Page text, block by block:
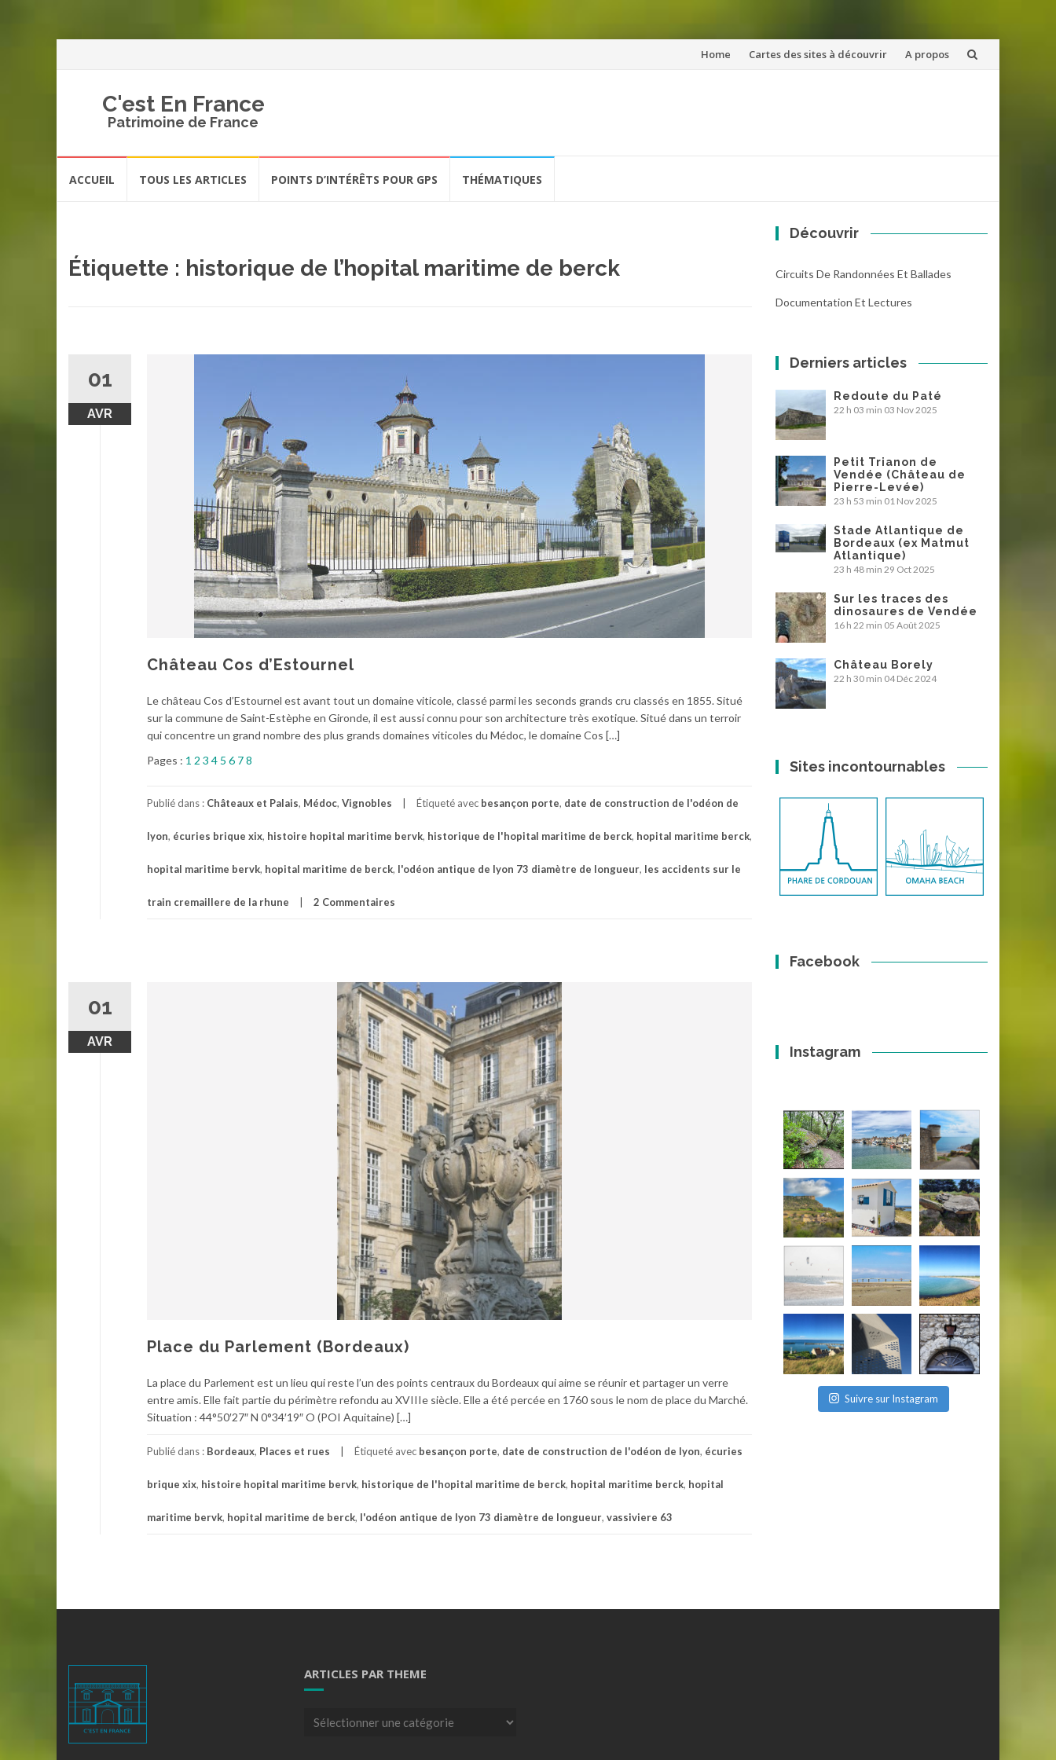
Aller
Home Cartes des sites à découvrir A propos
C'est En France
Patrimoine de France
ACCUEIL TOUS LES ARTICLES POINTS D’INTÉRÊTS POUR GPS THÉMATIQUES
Étiquette : historique de l’hopital maritime de berck
01
AVR
Château Cos d’Estournel
Le château Cos d’Estournel est avant tout un domaine viticole, classé parmi les seconds grands cru classés en 1855. Situé
sur la commune de Saint-Estèphe en Gironde, il est aussi connu pour son architecture très exotique. Situé dans un terroir
qui concentre un grand nombre des plus grands domaines viticoles du Médoc, le domaine Cos […]
Pages : 1 2 3 4 5 6 78
Publié dans : Châteaux et Palais, Médoc, Vignobles Étiqueté avec besançon porte, date de construction de l'odéon de
lyon, écuries brique xix, histoire hopital maritime bervk, historique de l'hopital maritime de berck, hopital maritime berck,
hopital maritime bervk, hopital maritime de berck, l'odéon antique de lyon 73 diamètre de longueur, les accidents sur le
train cremaillere de la rhune 2 Commentaires
01
AVR
Place du Parlement (Bordeaux)
La place du Parlement est un lieu qui reste l’un des points centraux du Bordeaux qui aime se réunir et partager un verre
entre amis. Elle fait partie du périmètre refondu au XVIIIe siècle. Elle a été percée en 1760 sous le nom de place du Marché.
Situation : 44°50′27″ N 0°34′19″ O (POI Aquitaine) […]
Publié dans : Bordeaux, Places et rues Étiqueté avec besançon porte, date de construction de l'odéon de lyon, écuries
brique xix, histoire hopital maritime bervk, historique de l'hopital maritime de berck, hopital maritime berck, hopital
maritime bervk, hopital maritime de berck, l'odéon antique de lyon 73 diamètre de longueur, vassiviere 63
Découvrir
Circuits De Randonnées Et Ballades
Documentation Et Lectures
Derniers articles
Redoute du Paté
22 h 03 min 03 Nov 2025
Petit Trianon de
Vendée (Château de
Pierre-Levée)
23 h 53 min 01 Nov 2025
Stade Atlantique de
Bordeaux (ex Matmut
Atlantique)
23 h 48 min 29 Oct 2025
Sur les traces des
dinosaures de Vendée
16 h 22 min 05 Août 2025
Château Borely
22 h 30 min 04 Déc 2024
Sites incontournables
Facebook
Instagram
Suivre sur Instagram
ARTICLES PAR THEME
Articles